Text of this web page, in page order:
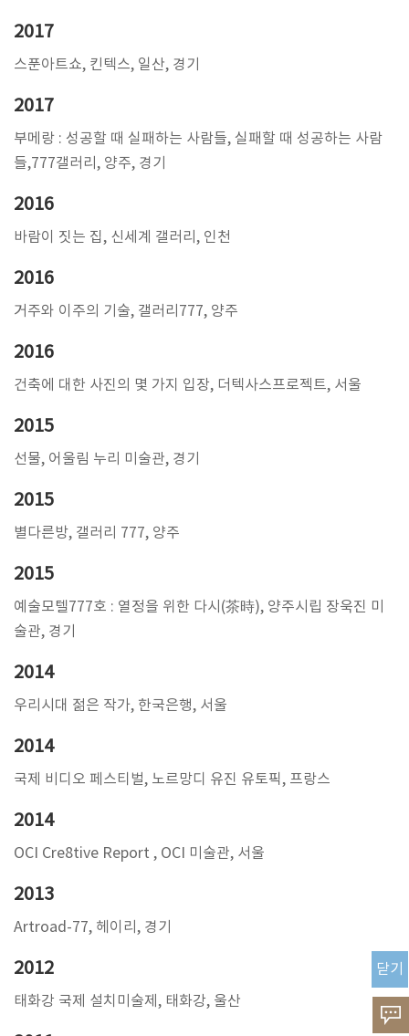
고
닫기
2017
스푼아트쇼, 킨텍스, 일산, 경기
2017
부메랑 : 성공할 때 실패하는 사람들, 실패할 때 성공하는 사람
들,777갤러리, 양주, 경기
2016
바람이 짓는 집, 신세계 갤러리, 인천
2016
거주와 이주의 기술, 갤러리777, 양주
2016
건축에 대한 사진의 몇 가지 입장, 더텍사스프로젝트, 서울
2015
선물, 어울림 누리 미술관, 경기
2015
별다른방, 갤러리 777, 양주
2015
예술모텔777호 : 열정을 위한 다시(茶時), 양주시립 장욱진 미
술관, 경기
2014
우리시대 젊은 작가, 한국은행, 서울
2014
국제 비디오 페스티벌, 노르망디 유진 유토픽, 프랑스
2014
OCI Cre8tive Report , OCI 미술관, 서울
2013
Artroad-77, 헤이리, 경기
2012
태화강 국제 설치미술제, 태화강, 울산